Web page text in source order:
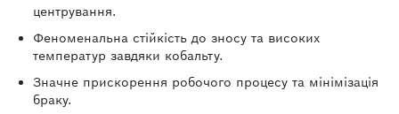
центрування.
Феноменальна стійкість до зносу та високих
температур завдяки кобальту.
Значне прискорення робочого процесу та мінімізація
браку.